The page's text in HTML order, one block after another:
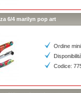
6/4 marilyn pop art
Ordine
Codice: